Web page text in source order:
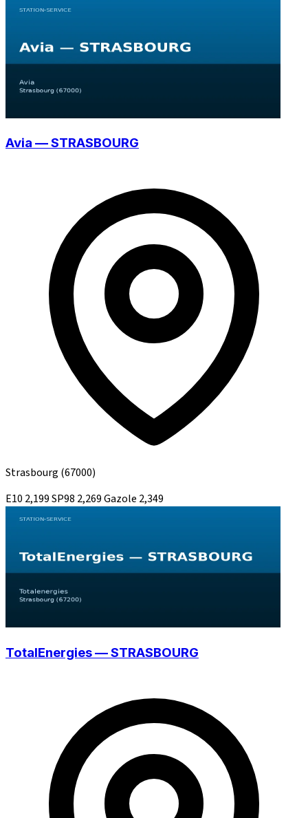
Avia — STRASBOURG
Strasbourg (67000)
E10 2,199SP98 2,269Gazole 2,349
TotalEnergies — STRASBOURG